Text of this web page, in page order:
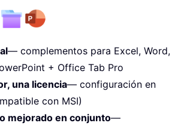
— complementos para Excel, Word,
+ Office Tab Pro
una licencia— configuración en
con MSI)
mejorado en conjunto—